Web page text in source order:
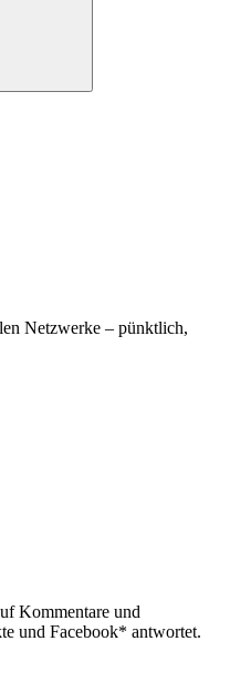
Netzwerke – pünktlich,
Kommentare und
und Facebook* antwortet.